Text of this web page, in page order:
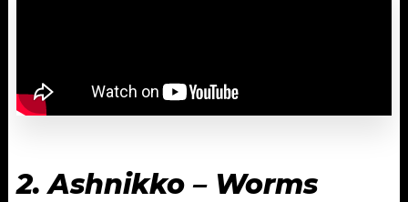
2. Ashnikko – Worms